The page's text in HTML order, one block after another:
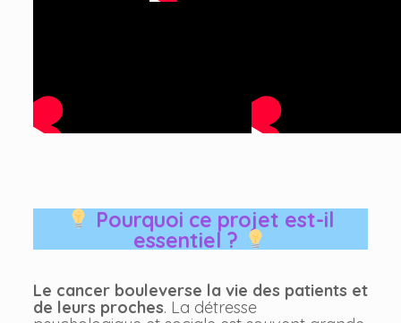
Pourquoi ce projet est-il
essentiel ?
Le cancer bouleverse la vie des patients et
de leurs proches. La détresse